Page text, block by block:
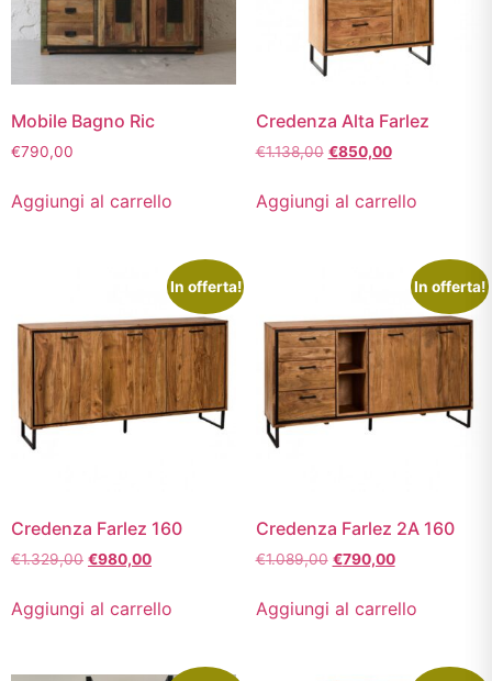
Mobile Bagno Ric
€790,00
Aggiungi al carrello
Credenza Alta Farlez
€1.138,00 €850,00
Aggiungi al carrello
In offerta!
Credenza Farlez 160
€1.329,00 €980,00
Aggiungi al carrello
In offerta!
Credenza Farlez 2A 160
€1.089,00 €790,00
Aggiungi al carrello